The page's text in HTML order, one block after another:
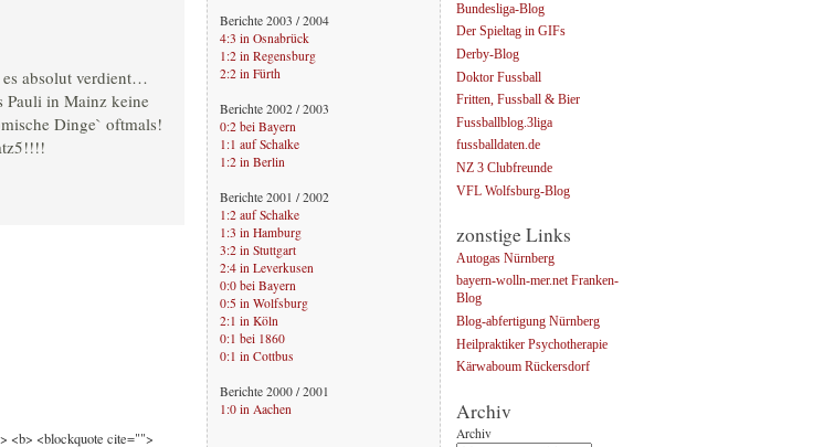
absolut verdient…
Pauli in Mainz keine
Dinge` oftmals!
<b> <blockquote cite="">
Berichte 2003 / 2004
4:3 in Osnabrück
1:2 in Regensburg
2:2 in Fürth
Berichte 2002 / 2003
0:2 bei Bayern
1:1 auf Schalke
1:2 in Berlin
Berichte 2001 / 2002
1:2 auf Schalke
1:3 in Hamburg
3:2 in Stuttgart
2:4 in Leverkusen
0:0 bei Bayern
0:5 in Wolfsburg
2:1 in Köln
0:1 bei 1860
0:1 in Cottbus
Berichte 2000 / 2001
1:0 in Aachen
Bundesliga-Blog
Der Spieltag in GIFs
Derby-Blog
Doktor Fussball
Fritten, Fussball & Bier
Fussballblog.3liga
fussballdaten.de
NZ 3 Clubfreunde
VFL Wolfsburg-Blog
zonstige Links
Autogas Nürnberg
bayern-wolln-mer.net Franken-
Blog
Blog-abfertigung Nürnberg
Heilpraktiker Psychotherapie
Kärwaboum Rückersdorf
Archiv
Archiv